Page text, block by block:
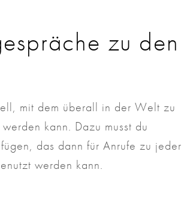
zu den
mit dem überall in der Welt zu
kann. Dazu musst du
das dann für Anrufe zu jeder
werden kann.